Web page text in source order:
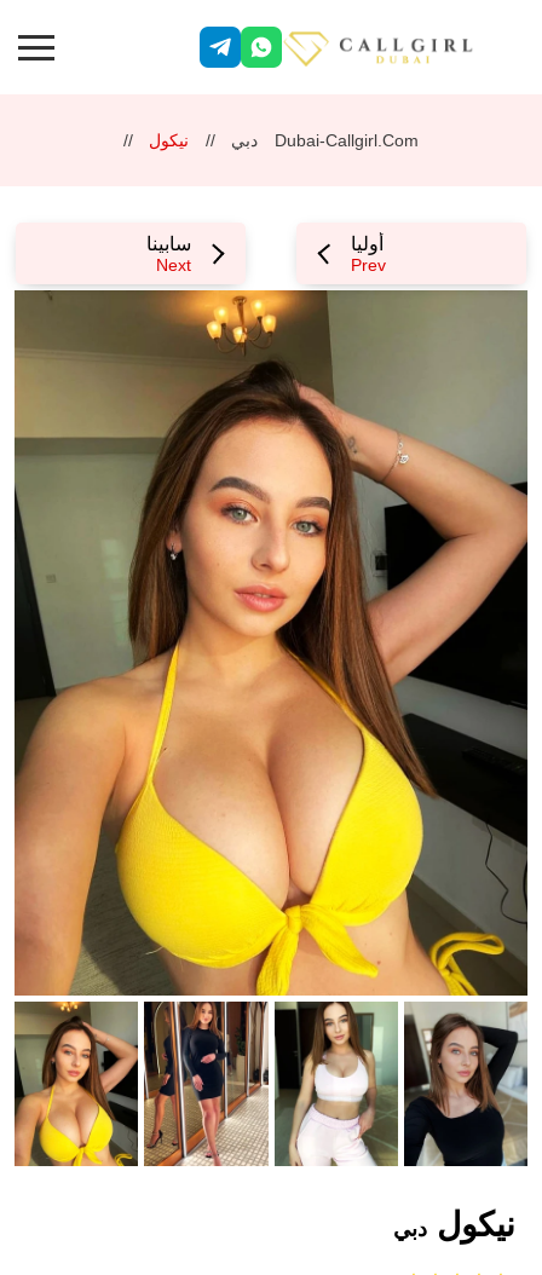
Dubai-Callgirl.com دبي نيكول
أوليا
Prev
سابينا
Next
نيكول دبي